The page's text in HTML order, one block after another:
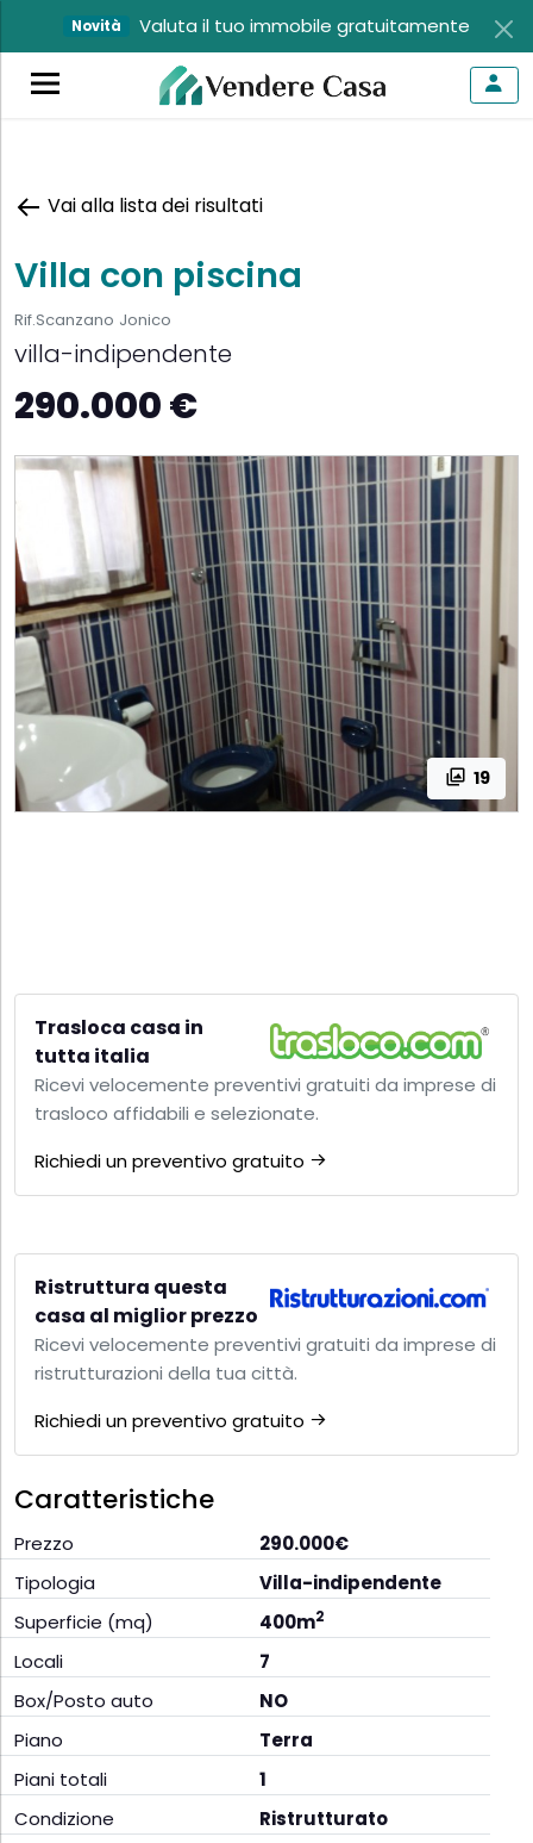
Novità Valuta il tuo immobile gratuitamente
Vai alla lista dei risultati
Villa con piscina
Rif.Scanzano Jonico
villa-indipendente
290.000 €
19
Trasloca casa in
tutta italia
Ricevi velocemente preventivi gratuiti da imprese di
trasloco affidabili e selezionate.
Richiedi un preventivo gratuito
Ristruttura questa
casa al miglior prezzo
Ricevi velocemente preventivi gratuiti da imprese di
ristrutturazioni della tua città.
Richiedi un preventivo gratuito
Caratteristiche
Prezzo
290.000€
Tipologia
Villa-indipendente
Superficie (mq)
400m2
Locali
7
Box/Posto auto
NO
Piano
Terra
Piani totali
1
Condizione
Ristrutturato